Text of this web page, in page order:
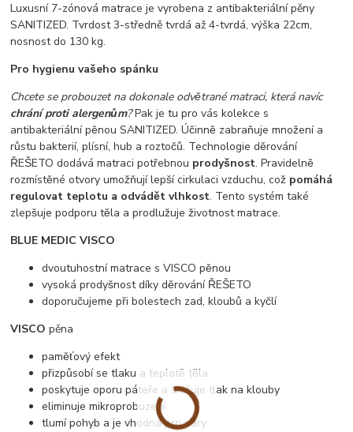
Luxusní 7-zónová matrace je vyrobena z antibakteriální pěny
SANITIZED. Tvrdost 3-středně tvrdá až 4-tvrdá, výška 22cm,
nosnost do 130 kg.
Pro hygienu vašeho spánku
Chcete se probouzet na dokonale odvětrané matraci, která navíc
chrání proti alergenům?Pak je tu pro vás kolekce s
antibakteriální pěnou SANITIZED. Účinně zabraňuje množení a
růstu bakterií, plísní, hub a roztočů. Technologie děrování
ŘEŠETO dodává matraci potřebnou prodyšnost. Pravidelně
rozmístěné otvory umožňují lepší cirkulaci vzduchu, což pomáhá
regulovat teplotu a odvádět vlhkost. Tento systém také
zlepšuje podporu těla a prodlužuje životnost matrace.
BLUE MEDIC VISCO
dvoutuhostní matrace s VISCO pěnou
vysoká prodyšnost díky děrování ŘEŠETO
doporučujeme při bolestech zad, kloubů a kyčlí
VISCO pěna
paměťový efekt
přizpůsobí se tlaku a teplotě těla
poskytuje oporu páteře a snižuje tlak na klouby
eliminuje mikroprobuzení
tlumí pohyb a je vhodná pro páry